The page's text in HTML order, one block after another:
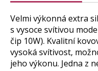
Velmi výkonná extra
s vysoce svítivou
čip 10W). Kvalitní
vysoká svítivost,
jeho výkonu. Jedna z